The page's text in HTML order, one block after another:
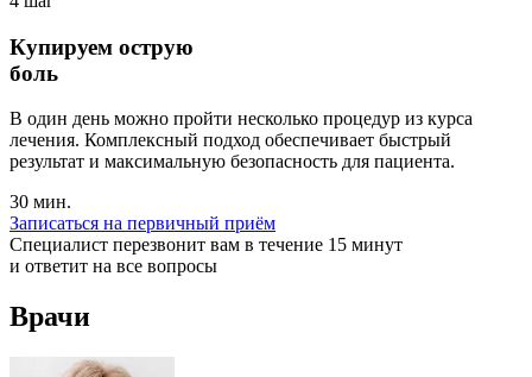
Купируем острую
боль
В один день можно пройти несколько процедур из курса
лечения. Комплексный подход обеспечивает быстрый
результат и максимальную безопасность для пациента.
30 мин.
Записаться на первичный приём
Специалист перезвонит вам в течение 15 минут
и ответит на все вопросы
Врачи